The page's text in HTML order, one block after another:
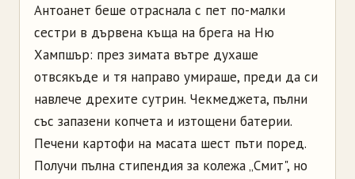
Антоанет беше отраснала с пет по-малки
сестри в дървена къща на брега на Ню
Хампшър: през зимата вътре духаше
отвсякъде и тя направо умираше, преди да си
навлече дрехите сутрин. Чекмеджета, пълни
със запазени копчета и изтощени батерии.
Печени картофи на масата шест пъти поред.
Получи пълна стипендия за колежа „Смит", но